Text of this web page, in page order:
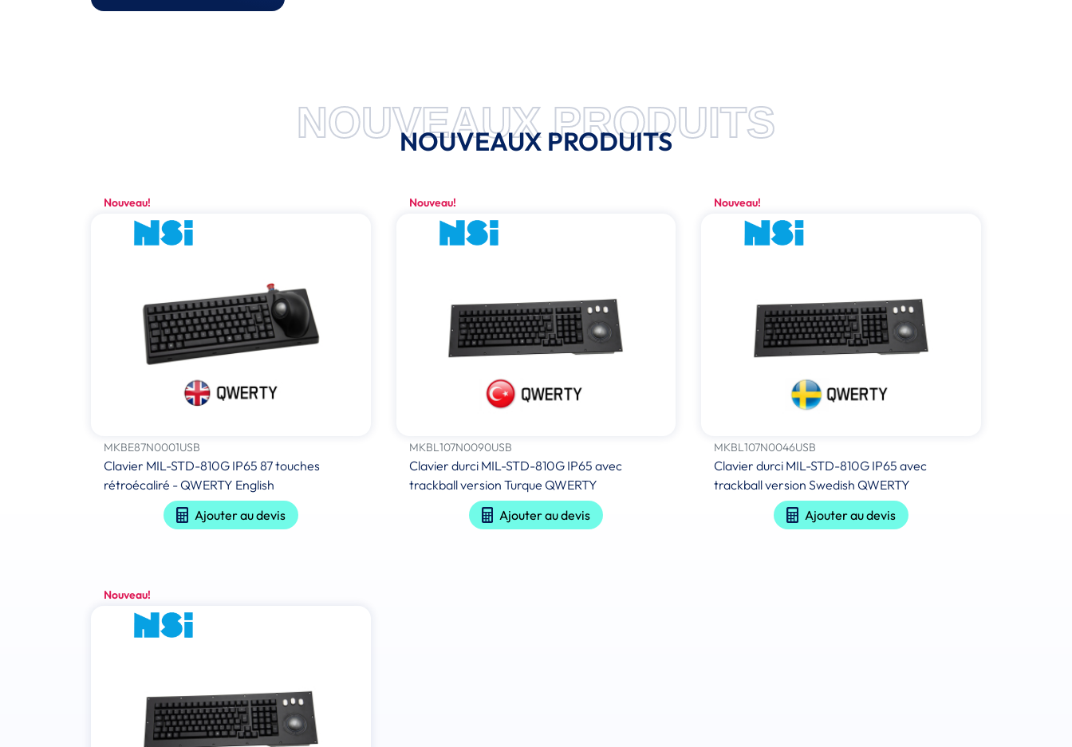
NOUVEAUX PRODUITS
NOUVEAUX PRODUITS
Nouveau!
MKBE87N0001USB
Clavier MIL-STD-810G IP65 87 touches
rétroécaliré - QWERTY English
Ajouter au devis
Nouveau!
MKBL107N0090USB
Clavier durci MIL-STD-810G IP65 avec
trackball version Turque QWERTY
Ajouter au devis
Nouveau!
MKBL107N0046USB
Clavier durci MIL-STD-810G IP65 avec
trackball version Swedish QWERTY
Ajouter au devis
Nouveau!